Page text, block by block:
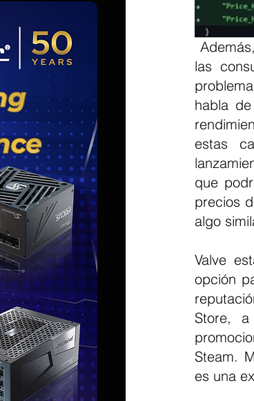
las
habla
estas
que
precios
algo
Valve
opción
Store,
Steam.
es una